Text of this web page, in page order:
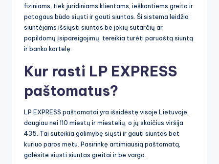
fiziniams, tiek juridiniams klientams, ieškantiems greito ir
patogaus būdo siųsti ir gauti siuntas. Ši sistema leidžia
siuntėjams išsiųsti siuntas be jokių sutarčių ar
papildomų įsipareigojimų, tereikia turėti paruoštą siuntą
ir banko kortelę.
Kur rasti LP EXPRESS
paštomatus?
LP EXPRESS paštomatai yra išsidėstę visoje Lietuvoje,
daugiau nei 110 miestų ir miestelių, o jų skaičius viršija
435. Tai suteikia galimybę siųsti ir gauti siuntas bet
kuriuo paros metu. Pasirinkę artimiausią paštomatą,
galėsite siųsti siuntas greitai ir be vargo.